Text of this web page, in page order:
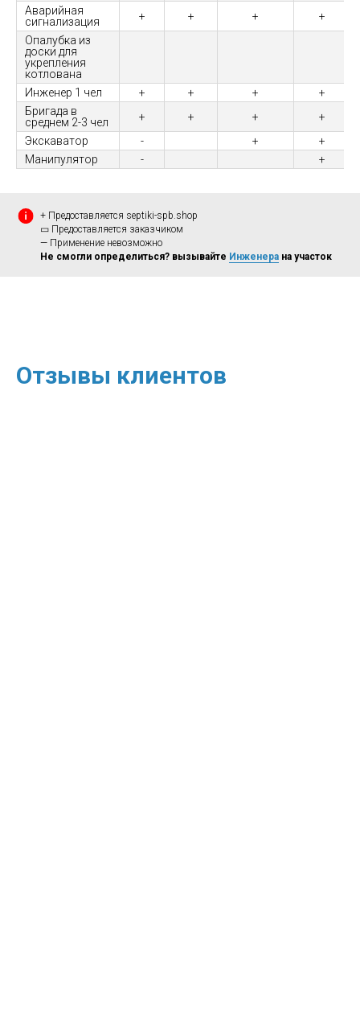
Аварийная
сигнализация
+ + +
+
Опалубка из
доски для
укрепления
котлована
Инженер 1 чел
+ + +
+
Бригада в
среднем 2-3 чел
+ + +
+
Экскаватор
- +
+
Манипулятор
- +
+ Предоставляется septiki-spb.shop
▭ Предоставляется заказчиком
— Применение невозможно
Не смогли определиться? вызывайте Инженера на участок
Отзывы клиентов